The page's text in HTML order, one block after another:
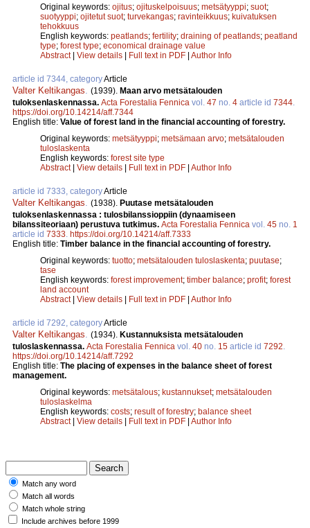
Original keywords: ojitus; ojituskelpoisuus; metsätyyppi; suot;
suotyyppi; ojitetut suot; turvekangas; ravinteikkuus; kuivatuksen
tehokkuus
English keywords: peatlands; fertility; draining of peatlands; peatland
type; forest type; economical drainage value
Abstract| View details | Full text in PDF | Author Info
article id 7344, categoryArticle
Valter Keltikangas (1939). Maan arvo metsätalouden
tuloksenlaskennassa. Acta Forestalia Fennica vol. 47 no. 4 article id 7344
https://doi.org/10.14214/aff.7344
English title: Value of forest land in the financial accounting of forestry.
Original keywords: metsätyyppi; metsämaan arvo; metsätalouden
tuloslaskenta
English keywords: forest site type
Abstract| View details | Full text in PDF | Author Info
article id 7333, categoryArticle
Valter Keltikangas (1938). Puutase metsätalouden
tuloksenlaskennassa : tulosbilanssioppiin (dynaamiseen
bilanssiteoriaan) perustuva tutkimus. Acta Forestalia Fennica vol. 45 no. 1
article id 7333 https://doi.org/10.14214/aff.7333
English title: Timber balance in the financial accounting of forestry.
Original keywords: tuotto; metsätalouden tuloslaskenta; puutase;
tase
English keywords: forest improvement; timber balance; profit; forest
land account
Abstract| View details | Full text in PDF | Author Info
article id 7292, categoryArticle
Valter Keltikangas (1934). Kustannuksista metsätalouden
tuloslaskennassa. Acta Forestalia Fennica vol. 40 no. 15 article id 7292
https://doi.org/10.14214/aff.7292
English title: The placing of expenses in the balance sheet of forest
management.
Original keywords: metsätalous; kustannukset; metsätalouden
tuloslaskelma
English keywords: costs; result of forestry; balance sheet
Abstract| View details | Full text in PDF | Author Info
Match any word
Match all words
Match whole string
Include archives before 1999